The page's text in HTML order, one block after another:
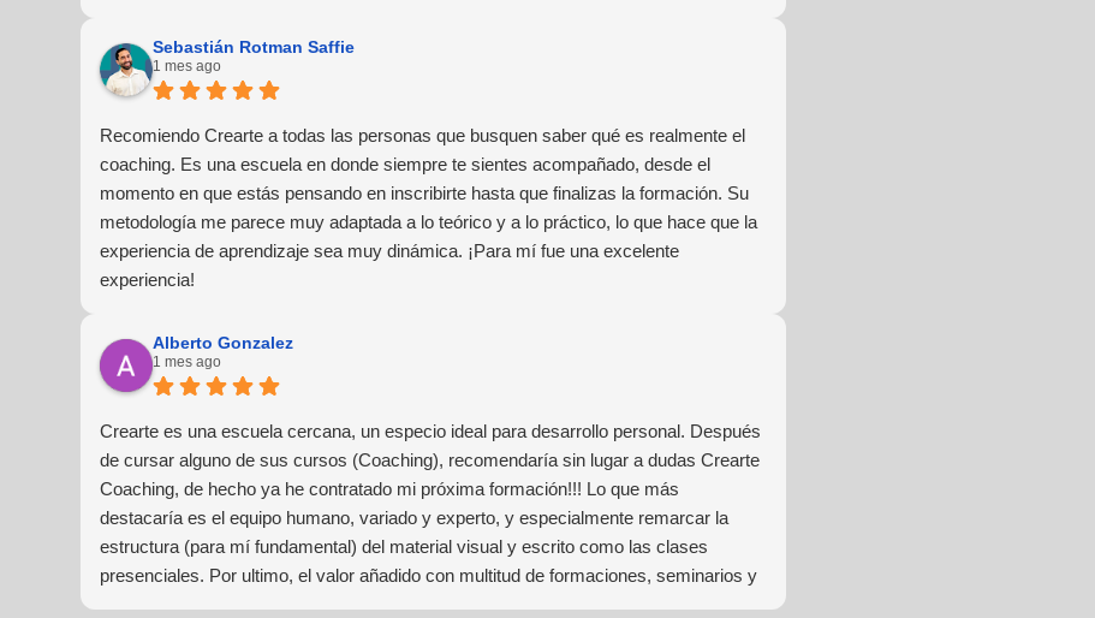
Sebastián Rotman Saffie
1 mes ago
Recomiendo Crearte a todas las personas que busquen saber qué es realmente el
coaching. Es una escuela en donde siempre te sientes acompañado, desde el
momento en que estás pensando en inscribirte hasta que finalizas la formación. Su
metodología me parece muy adaptada a lo teórico y a lo práctico, lo que hace que la
experiencia de aprendizaje sea muy dinámica. ¡Para mí fue una excelente
experiencia!
Alberto Gonzalez
1 mes ago
Crearte es una escuela cercana, un especio ideal para desarrollo personal. Después
de cursar alguno de sus cursos (Coaching), recomendaría sin lugar a dudas Crearte
Coaching, de hecho ya he contratado mi próxima formación!!! Lo que más
destacaría es el equipo humano, variado y experto, y especialmente remarcar la
estructura (para mí fundamental) del material visual y escrito como las clases
presenciales. Por ultimo, el valor añadido con multitud de formaciones, seminarios y